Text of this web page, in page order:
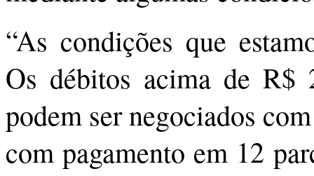
“As condições que
Os débitos acima de
podem ser negociados
com pagamento em 12